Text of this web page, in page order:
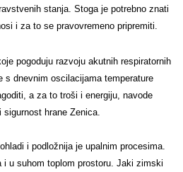
stanja. Stoga je potrebno znati
i za to se pravovremeno pripremiti.
pogoduju razvoju akutnih respiratornih
s dnevnim oscilacijama temperature
a za to troši i energiju, navode
hrane Zenica.
i podložnija je upalnim procesima.
u suhom toplom prostoru. Jaki zimski